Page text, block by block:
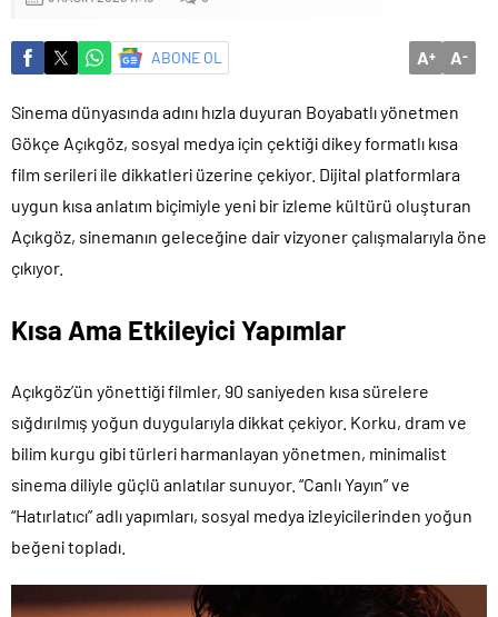
ABONE OL A+ A-
Sinema dünyasında adını hızla duyuran Boyabatlı yönetmen
Gökçe Açıkgöz, sosyal medya için çektiği dikey formatlı kısa
film serileri ile dikkatleri üzerine çekiyor. Dijital platformlara
uygun kısa anlatım biçimiyle yeni bir izleme kültürü oluşturan
Açıkgöz, sinemanın geleceğine dair vizyoner çalışmalarıyla öne
çıkıyor.
Kısa Ama Etkileyici Yapımlar
Açıkgöz’ün yönettiği filmler, 90 saniyeden kısa sürelere
sığdırılmış yoğun duygularıyla dikkat çekiyor. Korku, dram ve
bilim kurgu gibi türleri harmanlayan yönetmen, minimalist
sinema diliyle güçlü anlatılar sunuyor. “Canlı Yayın” ve
“Hatırlatıcı” adlı yapımları, sosyal medya izleyicilerinden yoğun
beğeni topladı.